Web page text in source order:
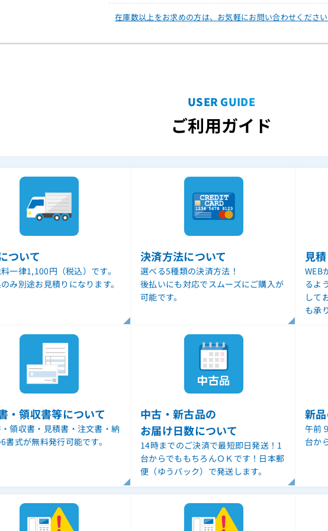
在庫数以上をお求めの方は、 お気軽にお問い合わせください
USER GUIDE
ご利用ガイド
ついて
一律1,100円（税込）です。
み別途お見積りになります。
決済方法について
選べる5種類の決済方法！
後払いにも対応でスムーズにご購入が
可能です。
見
WEB
るよ
して
も承
・領収書等について
領収書・見積書・注文書・納
書式が無料発行可能です。
中古・新古品の
お届け日数について
14時までのご決済で最短即日発送！1
台からでももちろんＯＫです！日本郵
便（ゆうパック）で発送します。
新
午前
台か